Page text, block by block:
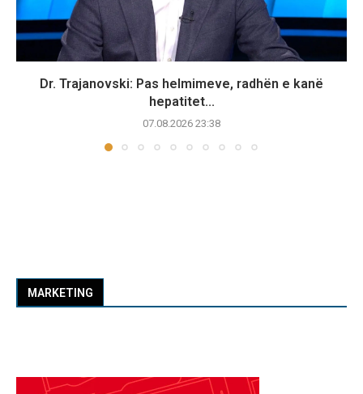
Dr. Trajanovski: Pas helmimeve, radhën e kanë
hepatitet...
07.08.2026 23:38
MARKETING